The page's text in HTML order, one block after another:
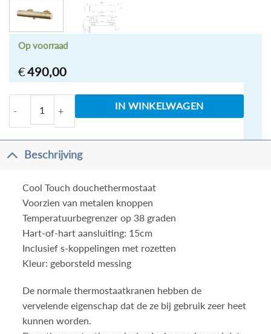
€490,00
Op voorraad
Cool Touch douchethermostaat geborsteld messing
IN WINKELWAGEN
Beschrijving
Cool Touch douchethermostaat
Voorzien van metalen knoppen
Temperatuurbegrenzer op 38 graden
Hart-of-hart aansluiting: 15cm
Inclusief s-koppelingen met rozetten
Kleur: geborsteld messing
De normale thermostaatkranen hebben de
vervelende eigenschap dat de ze bij gebruik zeer heet
kunnen worden.